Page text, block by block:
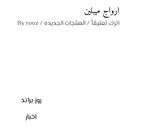
ارواج ميبلين
اترك تعليقاً/المنتجات الجديده / By
rooz
روز براند
اخبار